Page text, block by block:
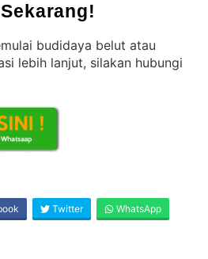
budidaya belut atau
lebih lanjut, silakan hubungi
Twitter WhatsApp